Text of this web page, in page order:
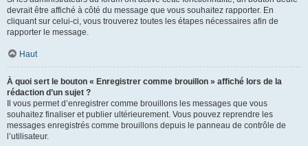
devrait être affiché à côté du message que vous souhaitez rapporter. En
cliquant sur celui-ci, vous trouverez toutes les étapes nécessaires afin de
rapporter le message.
Haut
À quoi sert le bouton « Enregistrer comme brouillon » affiché lors de la
rédaction d’un sujet ?
Il vous permet d’enregistrer comme brouillons les messages que vous
souhaitez finaliser et publier ultérieurement. Vous pouvez reprendre les
messages enregistrés comme brouillons depuis le panneau de contrôle de
l’utilisateur.